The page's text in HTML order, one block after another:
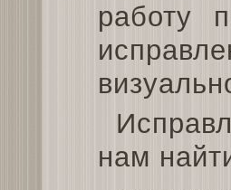
работу
нам